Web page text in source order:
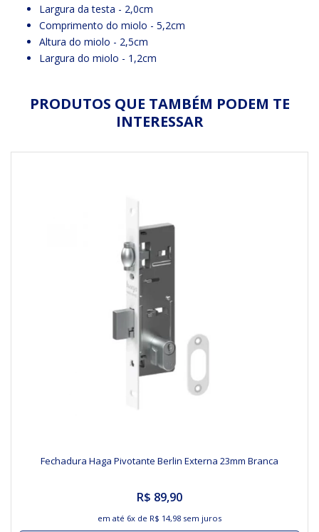
Largura da testa - 2,0cm
Comprimento do miolo - 5,2cm
Altura do miolo - 2,5cm
Largura do miolo - 1,2cm
PRODUTOS QUE TAMBÉM PODEM TE
INTERESSAR
Fechadura Haga Pivotante Berlin Externa 23mm Branca
R$ 89,90
em até 6x de R$ 14,98 sem juros